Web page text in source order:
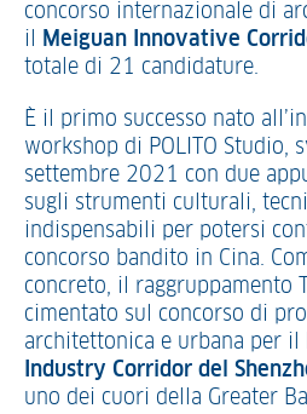
concorso internazionale di
il
Meiguan Innovative
totale di 21 candidature.
È il primo successo nato
workshop di POLITO Studio,
settembre 2021 con due
sugli strumenti culturali,
indispensabili per potersi
concorso bandito in Cina.
concreto, il raggruppamento
cimentato sul concorso di
architettonica e urbana per il
Industry Corridor del
uno dei cuori della Greater